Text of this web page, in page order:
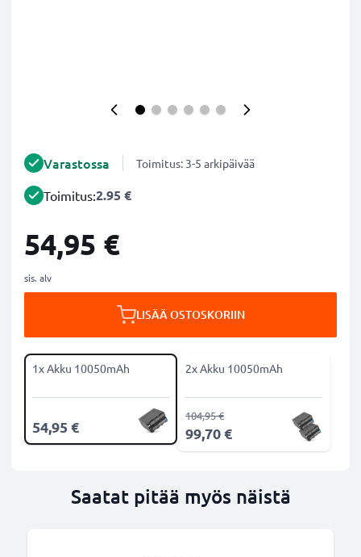
Varastossa Toimitus: 3-5 arkipäivää
Toimitus:2.95 €
54,95 €
sis. alv
LISÄÄ OSTOSKORIIN
1x Akku 10050mAh
54,95 €
2x Akku 10050mAh
99,70 €
104,95 €
Saatat pitää myös näistä